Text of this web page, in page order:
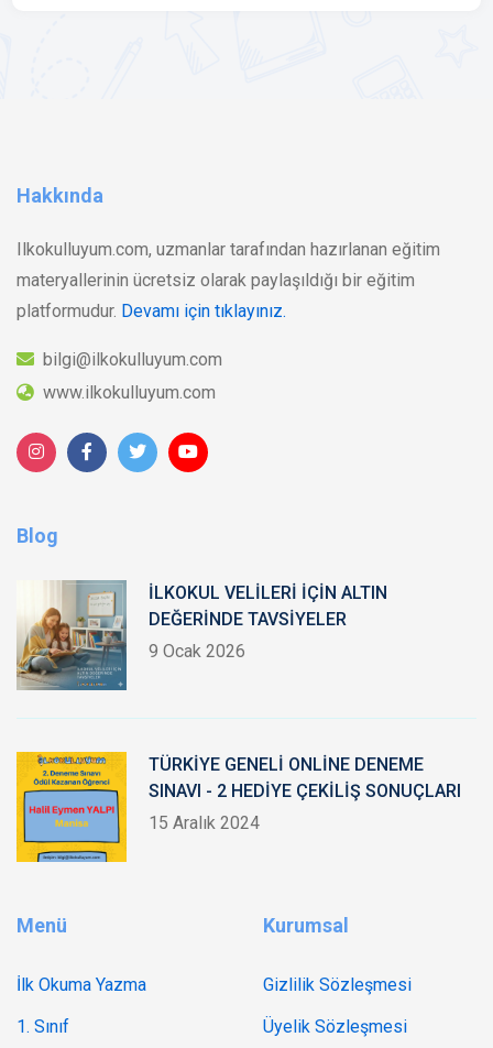
Hakkında
Ilkokulluyum.com, uzmanlar tarafından hazırlanan eğitim
materyallerinin ücretsiz olarak paylaşıldığı bir eğitim
platformudur. Devamı için tıklayınız.
bilgi@ilkokulluyum.com
www.ilkokulluyum.com
Blog
İLKOKUL VELİLERİ İÇİN ALTIN
DEĞERİNDE TAVSİYELER
9 Ocak 2026
TÜRKİYE GENELİ ONLİNE DENEME
SINAVI - 2 HEDİYE ÇEKİLİŞ SONUÇLARI
15 Aralık 2024
Menü
İlk Okuma Yazma
1. Sınıf
Kurumsal
Gizlilik Sözleşmesi
Üyelik Sözleşmesi